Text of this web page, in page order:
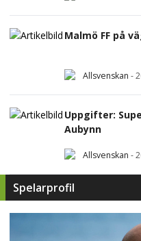
Malmö FF på
Allsvenskan -
Uppgifter:
Aubynn
Allsvenskan -
Spelarprofil